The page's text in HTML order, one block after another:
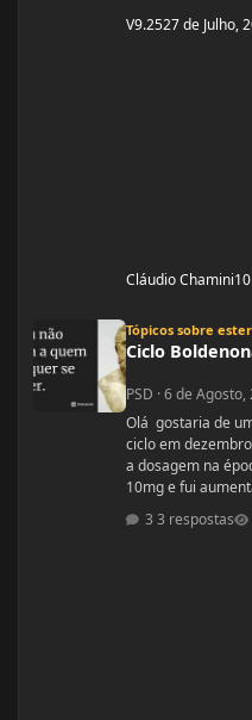
V9.2527 de Julho,
Cláudio Chamini
Tópicos sobre
Ciclo
PSD ·6 de Agosto,
Olá gostaria de uma informação de dosagens, já fiz um
ciclo em
a dosagem na
10mg e fui
60mg porque
ganhos de 5
3 respostas